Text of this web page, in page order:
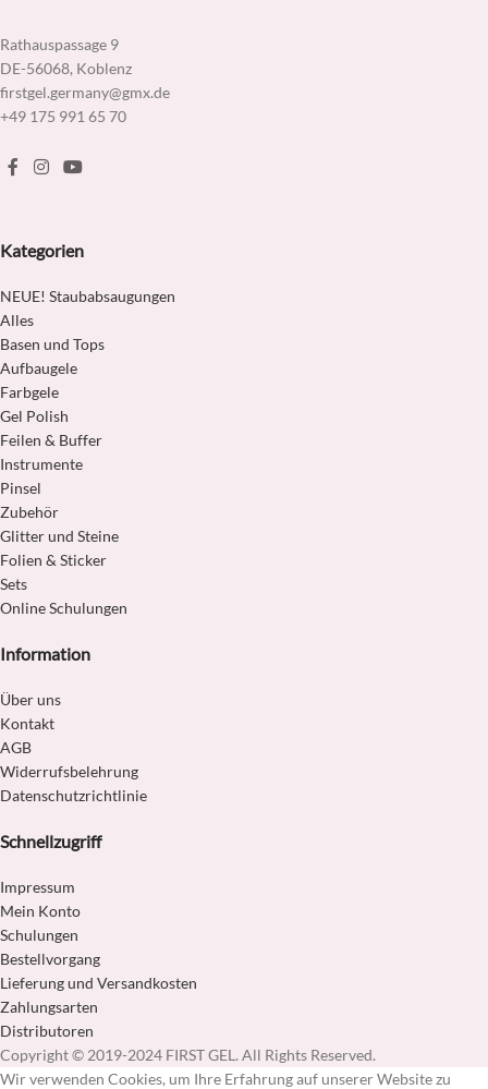
Rathauspassage 9
DE-56068, Koblenz
firstgel.germany@gmx.de
+49 175 991 65 70
Kategorien
NEUE! Staubabsaugungen
Alles
Basen und Tops
Aufbaugele
Farbgele
Gel Polish
Feilen & Buffer
Instrumente
Pinsel
Zubehör
Glitter und Steine
Folien & Sticker
Sets
Online Schulungen
Information
Über uns
Kontakt
AGB
Widerrufsbelehrung
Datenschutzrichtlinie
Schnellzugriff
Impressum
Mein Konto
Schulungen
Bestellvorgang
Lieferung und Versandkosten
Zahlungsarten
Distributoren
Copyright © 2019-2024 FIRST GEL. All Rights Reserved.
Wir verwenden Cookies, um Ihre Erfahrung auf unserer Website zu